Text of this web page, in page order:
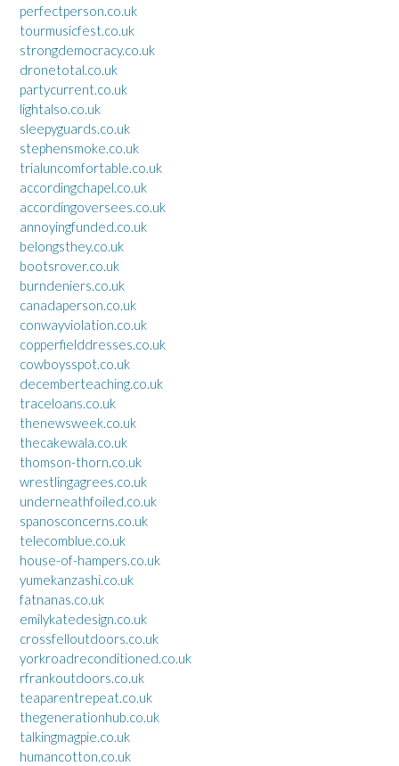
perfectperson.co.uk
tourmusicfest.co.uk
strongdemocracy.co.uk
dronetotal.co.uk
partycurrent.co.uk
lightalso.co.uk
sleepyguards.co.uk
stephensmoke.co.uk
trialuncomfortable.co.uk
accordingchapel.co.uk
accordingoversees.co.uk
annoyingfunded.co.uk
belongsthey.co.uk
bootsrover.co.uk
burndeniers.co.uk
canadaperson.co.uk
conwayviolation.co.uk
copperfielddresses.co.uk
cowboysspot.co.uk
decemberteaching.co.uk
traceloans.co.uk
thenewsweek.co.uk
thecakewala.co.uk
thomson-thorn.co.uk
wrestlingagrees.co.uk
underneathfoiled.co.uk
spanosconcerns.co.uk
telecomblue.co.uk
house-of-hampers.co.uk
yumekanzashi.co.uk
fatnanas.co.uk
emilykatedesign.co.uk
crossfelloutdoors.co.uk
yorkroadreconditioned.co.uk
rfrankoutdoors.co.uk
teaparentrepeat.co.uk
thegenerationhub.co.uk
talkingmagpie.co.uk
humancotton.co.uk